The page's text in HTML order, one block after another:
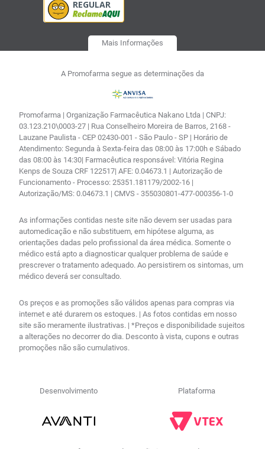
Comprar
Mais Informações
A Promofarma segue as determinações da
Promofarma | Organização Farmacêutica Nakano Ltda | CNPJ:
03.123.210\0003-27 | Rua Conselheiro Moreira de Barros, 2168 -
Lauzane Paulista - CEP 02430-001 - São Paulo - SP | Horário de
Atendimento: Segunda à Sexta-feira das 08:00 às 17:00h e Sábado
das 08:00 às 14:30| Farmacêutica responsável: Vitória Regina
Kenps de Souza CRF 122517| AFE: 0.04673.1 | Autorização de
Funcionamento - Processo: 25351.181179/2002-16 |
Autorização/MS: 0.04673.1 | CMVS - 355030801-477-000356-1-0
As informações contidas neste site não devem ser usadas para
automedicação e não substituem, em hipótese alguma, as
orientações dadas pelo profissional da área médica. Somente o
médico está apto a diagnosticar qualquer problema de saúde e
prescrever o tratamento adequado. Ao persistirem os sintomas, um
médico deverá ser consultado.
Os preços e as promoções são válidos apenas para compras via
internet e até durarem os estoques. | As fotos contidas em nosso
site são meramente ilustrativas. | *Preços e disponibilidade sujeitos
a alterações no decorrer do dia. Desconto à vista, cupons e outras
promoções não são cumulativos.
Desenvolvimento Plataforma